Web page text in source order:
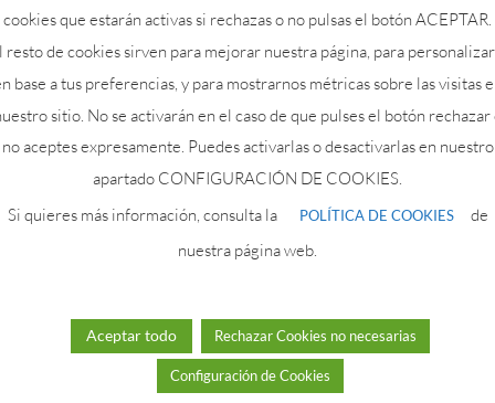
harías si la naturaleza te regalara un
como este?
Cuéntanoslo en comentarios
suscríbete para no perderte próximos
cookies que estarán activas si rechazas o no pulsas el botón ACEPTAR.
resto de cookies sirven para mejorar nuestra página, para
base a tus preferencias, y para mostrarnos métricas sobre las visitas
sitio. No se activarán en el caso de que pulses el botón rechazar
no aceptes expresamente. Puedes activarlas o desactivarlas en nuestro
apartado CONFIGURACIÓN DE COOKIES.
Si quieres más información, consulta la
POLÍTICA DE COOKIES
de
nuestra página web.
Aceptar todo Rechazar Cookies no necesarias
Configuración de Cookies